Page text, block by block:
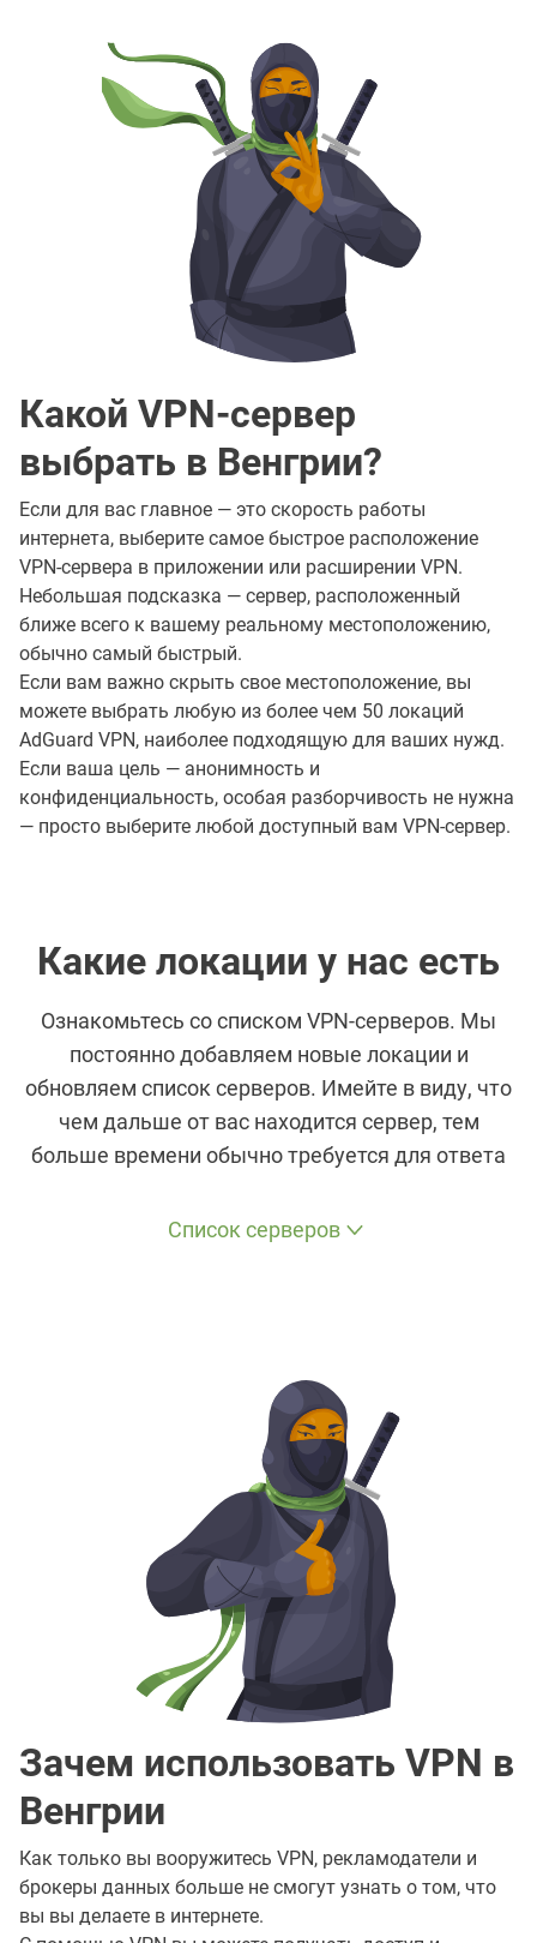
Какой VPN-сервер
выбрать в Венгрии?
Если для вас главное — это скорость работы
интернета, выберите самое быстрое расположение
VPN-сервера в приложении или расширении VPN.
Небольшая подсказка — сервер, расположенный
ближе всего к вашему реальному местоположению,
обычно самый быстрый.
Если вам важно скрыть свое местоположение, вы
можете выбрать любую из более чем 50 локаций
AdGuard VPN, наиболее подходящую для ваших нужд.
Если ваша цель — анонимность и
конфиденциальность, особая разборчивость не нужна
— просто выберите любой доступный вам VPN-сервер.
Какие локации у нас есть
Ознакомьтесь со списком VPN-серверов. Мы
постоянно добавляем новые локации и
обновляем список серверов. Имейте в виду, что
чем дальше от вас находится сервер, тем
больше времени обычно требуется для ответа
Список серверов
Зачем использовать VPN в
Венгрии
Как только вы вооружитесь VPN, рекламодатели и
брокеры данных больше не смогут узнать о том, что
вы вы делаете в интернете.